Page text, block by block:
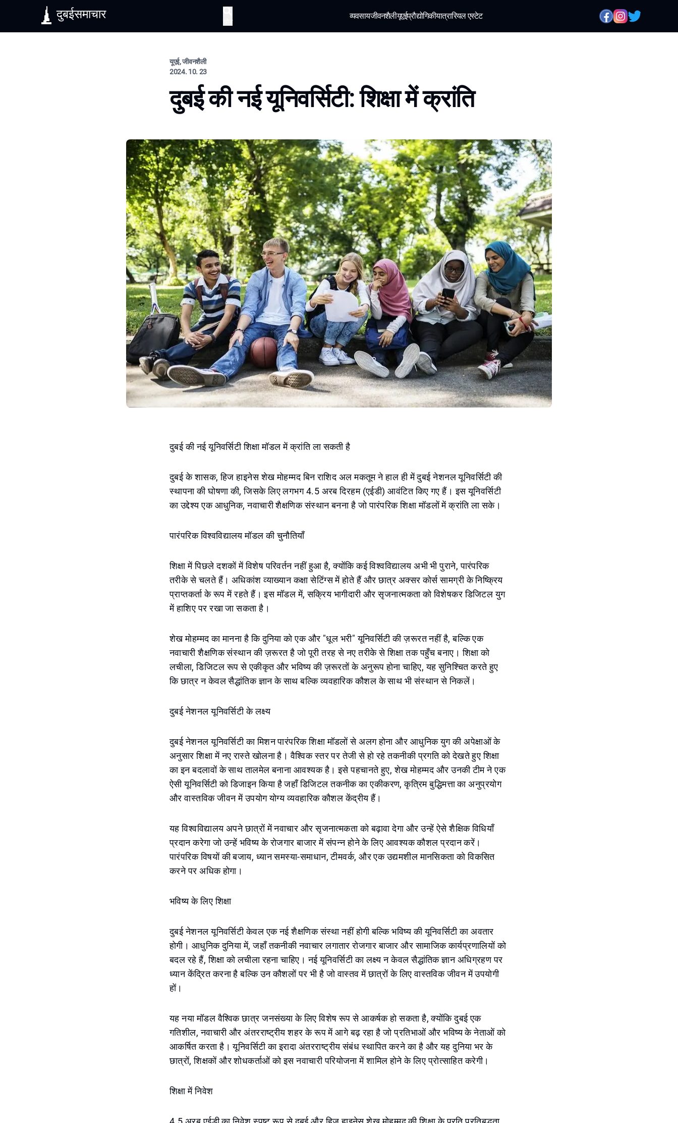
दुबईसमाचार व्यवसायजीवनशैलीयूएईप्रौद्योगिकीयात्रारियल एस्टेट
यूएई, जीवनशैली
2024. 10. 23
दुबई की नई यूनिवर्सिटी: शिक्षा में क्रांति
दुबई की नई यूनिवर्सिटी शिक्षा मॉडल में क्रांति ला सकती है
दुबई के शासक, हिज हाइनेस शेख मोहम्मद बिन राशिद अल मकतूम ने हाल ही में दुबई नेशनल यूनिवर्सिटी की
स्थापना की घोषणा की, जिसके लिए लगभग 4.5 अरब दिरहम (एईडी) आवंटित किए गए हैं। इस यूनिवर्सिटी
का उद्देश्य एक आधुनिक, नवाचारी शैक्षणिक संस्थान बनना है जो पारंपरिक शिक्षा मॉडलों में क्रांति ला सके।
पारंपरिक विश्वविद्यालय मॉडल की चुनौतियाँ
शिक्षा में पिछले दशकों में विशेष परिवर्तन नहीं हुआ है, क्योंकि कई विश्वविद्यालय अभी भी पुराने, पारंपरिक
तरीके से चलते हैं। अधिकांश व्याख्यान कक्षा सेटिंग्स में होते हैं और छात्र अक्सर कोर्स सामग्री के निष्क्रिय
प्राप्तकर्ता के रूप में रहते हैं। इस मॉडल में, सक्रिय भागीदारी और सृजनात्मकता को विशेषकर डिजिटल युग
में हाशिए पर रखा जा सकता है।
शेख मोहम्मद का मानना है कि दुनिया को एक और "धूल भरी" यूनिवर्सिटी की ज़रूरत नहीं है, बल्कि एक
नवाचारी शैक्षणिक संस्थान की ज़रूरत है जो पूरी तरह से नए तरीके से शिक्षा तक पहुँच बनाए। शिक्षा को
लचीला, डिजिटल रूप से एकीकृत और भविष्य की ज़रूरतों के अनुरूप होना चाहिए, यह सुनिश्चित करते हुए
कि छात्र न केवल सैद्धांतिक ज्ञान के साथ बल्कि व्यवहारिक कौशल के साथ भी संस्थान से निकलें।
दुबई नेशनल यूनिवर्सिटी के लक्ष्य
दुबई नेशनल यूनिवर्सिटी का मिशन पारंपरिक शिक्षा मॉडलों से अलग होना और आधुनिक युग की अपेक्षाओं के
अनुसार शिक्षा में नए रास्ते खोलना है। वैश्विक स्तर पर तेजी से हो रहे तकनीकी प्रगति को देखते हुए शिक्षा
का इन बदलावों के साथ तालमेल बनाना आवश्यक है। इसे पहचानते हुए, शेख मोहम्मद और उनकी टीम ने एक
ऐसी यूनिवर्सिटी को डिजाइन किया है जहाँ डिजिटल तकनीक का एकीकरण, कृत्रिम बुद्धिमत्ता का अनुप्रयोग
और वास्तविक जीवन में उपयोग योग्य व्यवहारिक कौशल केंद्रीय हैं।
यह विश्वविद्यालय अपने छात्रों में नवाचार और सृजनात्मकता को बढ़ावा देगा और उन्हें ऐसे शैक्षिक विधियाँ
प्रदान करेगा जो उन्हें भविष्य के रोजगार बाजार में संपन्न होने के लिए आवश्यक कौशल प्रदान करें।
पारंपरिक विषयों की बजाय, ध्यान समस्या-समाधान, टीमवर्क, और एक उद्यमशील मानसिकता को विकसित
करने पर अधिक होगा।
भविष्य के लिए शिक्षा
दुबई नेशनल यूनिवर्सिटी केवल एक नई शैक्षणिक संस्था नहीं होगी बल्कि भविष्य की यूनिवर्सिटी का अवतार
होगी। आधुनिक दुनिया में, जहाँ तकनीकी नवाचार लगातार रोजगार बाजार और सामाजिक कार्यप्रणालियों को
बदल रहे हैं, शिक्षा को लचीला रहना चाहिए। नई यूनिवर्सिटी का लक्ष्य न केवल सैद्धांतिक ज्ञान अधिग्रहण पर
ध्यान केंद्रित करना है बल्कि उन कौशलों पर भी है जो वास्तव में छात्रों के लिए वास्तविक जीवन में उपयोगी
हों।
यह नया मॉडल वैश्विक छात्र जनसंख्या के लिए विशेष रूप से आकर्षक हो सकता है, क्योंकि दुबई एक
गतिशील, नवाचारी और अंतरराष्ट्रीय शहर के रूप में आगे बढ़ रहा है जो प्रतिभाओं और भविष्य के नेताओं को
आकर्षित करता है। यूनिवर्सिटी का इरादा अंतरराष्ट्रीय संबंध स्थापित करने का है और यह दुनिया भर के
छात्रों, शिक्षकों और शोधकर्ताओं को इस नवाचारी परियोजना में शामिल होने के लिए प्रोत्साहित करेगी।
शिक्षा में निवेश